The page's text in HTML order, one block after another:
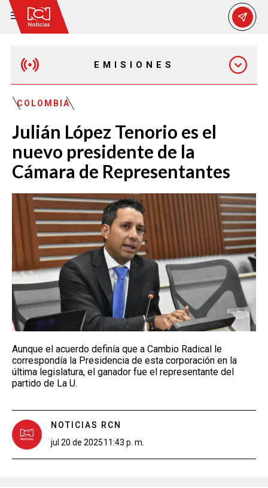
EMISIONES
EMISIÓN 12:30 PM
EMISIÓN 7:00 PM
EMISIÓN 11:30 PM
COLOMBIA
Julián López Tenorio es el
nuevo presidente de la
Cámara de Representantes
Aunque el acuerdo definía que a Cambio Radical le
correspondía la Presidencia de esta corporación en la
última legislatura, el ganador fue el representante del
partido de La U.
NOTICIAS RCN
jul 20 de 202511:43 p. m.